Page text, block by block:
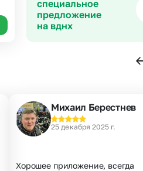
специальное
предложение
на вднх
Михаил Берестнев
25 декабря 2025 г.
Хорошее приложение, всегда